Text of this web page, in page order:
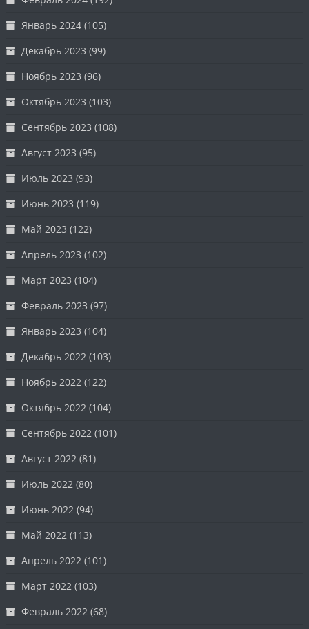
Январь 2024 (105)
Декабрь 2023 (99)
Ноябрь 2023 (96)
Октябрь 2023 (103)
Сентябрь 2023 (108)
Август 2023 (95)
Июль 2023 (93)
Июнь 2023 (119)
Май 2023 (122)
Апрель 2023 (102)
Март 2023 (104)
Февраль 2023 (97)
Январь 2023 (104)
Декабрь 2022 (103)
Ноябрь 2022 (122)
Октябрь 2022 (104)
Сентябрь 2022 (101)
Август 2022 (81)
Июль 2022 (80)
Июнь 2022 (94)
Май 2022 (113)
Апрель 2022 (101)
Март 2022 (103)
Февраль 2022 (68)